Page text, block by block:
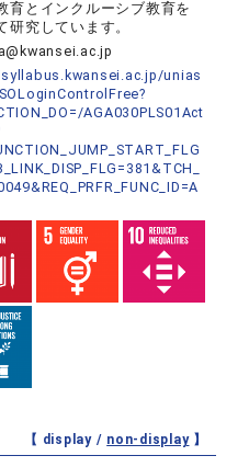
育とインクルーシブ教育を
研究しています。
unias
AGA030PLS01Act
【 display / non-display】